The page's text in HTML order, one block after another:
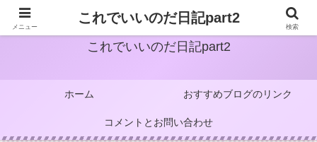
これでいいのだ日記part2
ホーム おすすめブログのリンク
コメントとお問い合わせ
メニュー
これでいいのだ日記part2
検索